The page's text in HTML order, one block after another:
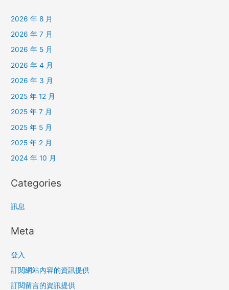
2026 年 8 月
2026 年 7 月
2026 年 5 月
2026 年 4 月
2026 年 3 月
2025 年 12 月
2025 年 7 月
2025 年 5 月
2025 年 2 月
2024 年 10 月
Categories
訊息
Meta
登入
訂閱網站內容的資訊提供
訂閱留言的資訊提供